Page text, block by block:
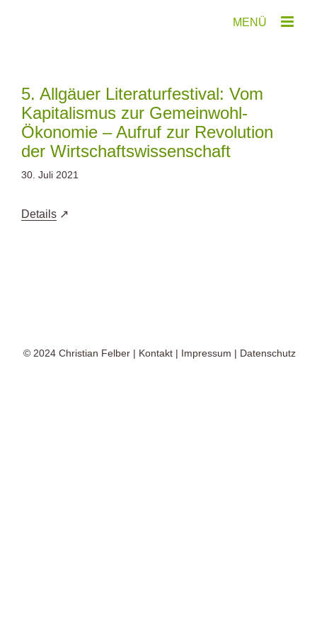
5. Allgäuer Literaturfestival: Vom
Kapitalismus zur Gemeinwohl-
Ökonomie – Aufruf zur Revolution
der Wirtschaftswissenschaft
30. Juli 2021
Details
© 2024 Christian Felber | Kontakt | Impressum | Datenschutz